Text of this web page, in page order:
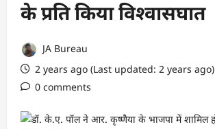
के प्रति किया विश्वासघात
JA Bureau
2 years ago (Last updated: 2 years ago)
0 comments